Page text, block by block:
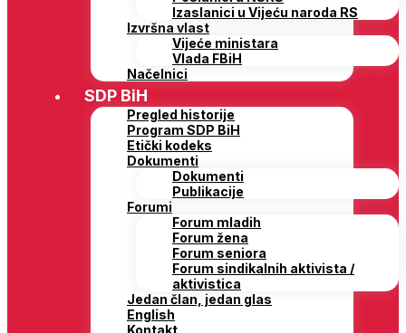
Izaslanici u Vijeću naroda RS
Izvršna vlast
Vijeće ministara
Vlada FBiH
Načelnici
SDP BiH
Pregled historije
Program SDP BiH
Etički kodeks
Dokumenti
Dokumenti
Publikacije
Forumi
Forum mladih
Forum žena
Forum seniora
Forum sindikalnih aktivista /
aktivistica
Jedan član, jedan glas
English
Kontakt